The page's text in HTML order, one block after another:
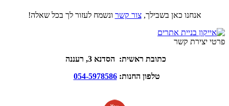
אנחנו כאן בשבילך,צור קשר ונשמח לעזור לך בכל שאלה!
פרטי יצירת קשר
כתובת ראשית: הסדנא 3, רעננה
טלפון החנות:054-5978586